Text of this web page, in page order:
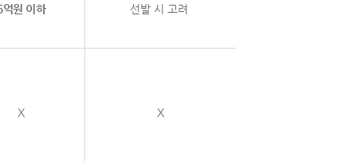
억원 이하 선발 시 고려
X X